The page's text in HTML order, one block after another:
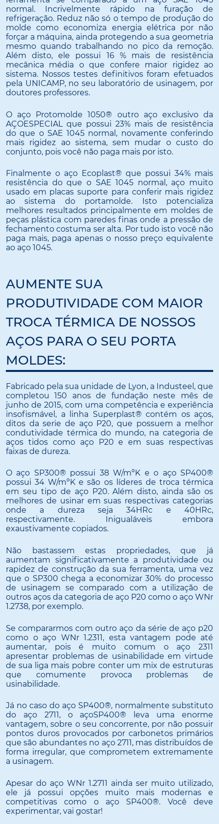
normal. Incrivelmente rápido na furação de
refrigeração. Reduz não só o tempo de produção do
molde como economiza energia elétrica por não
forçar a máquina, ainda protegendo a sua geometria
mesmo quando trabalhando no pico da remoção.
Além disto, ele possui 16 % mais de resistência
mecânica média o que confere maior rigidez ao
sistema. Nossos testes definitivos foram efetuados
pela UNICAMP, no seu laboratório de usinagem, por
doutores professores.
O aço Protomolde 1050® outro aço exclusivo da
AÇOESPECIAL que possui 23% mais de resistência
do que o SAE 1045 normal, novamente conferindo
mais rigidez ao sistema, sem mudar o custo do
conjunto, pois você não paga mais por isto.
Finalmente o aço Ecoplast® que possui 34% mais
resistência do que o SAE 1045 normal, aço muito
usado em placas suporte para conferir mais rigidez
ao sistema do portamolde. Isto potencializa
melhores resultados principalmente em moldes de
peças plástica com paredes finas onde a pressão de
fechamento costuma ser alta. Por tudo isto você não
paga mais, paga apenas o nosso preço equivalente
ao aço 1045.
AUMENTE SUA
PRODUTIVIDADE COM MAIOR
TROCA TÉRMICA DE NOSSOS
AÇOS PARA O SEU PORTA
MOLDES:
Fabricado pela sua unidade de Lyon, a Industeel, que
completou 150 anos de fundação neste mês de
junho de 2015, com uma competência e experiência
insofismável, a linha Superplast® contém os aços,
ditos da serie de aço P20, que possuem a melhor
condutividade térmica do mundo, na categoria de
aços tidos como aço P20 e em suas respectivas
faixas de dureza.
O aço SP300® possui 38 W/mºK e o aço SP400®
possui 34 W/mºK e são os líderes de troca térmica
em seu tipo de aço P20. Além disto, ainda são os
melhores de usinar em suas respectivas categorias
onde a dureza seja 34HRc e 40HRc,
respectivamente. Inigualáveis embora
exaustivamente copiados.
Não bastassem estas propriedades, que já
aumentam significativamente a produtividade ou
rapidez de construção da sua ferramenta, uma vez
que o SP300 chega a economizar 30% do processo
de usinagem se comparado com a utilização de
outros aços da categoria de aço P20 como o aço WNr
1.2738, por exemplo.
Se compararmos com outro aço da série de aço p20
como o aço WNr 1.2311, esta vantagem pode até
aumentar, pois é muito comum o aço 2311
apresentar problemas de usinabilidade em virtude
de sua liga mais pobre conter um mix de estruturas
que comumente provoca problemas de
usinabilidade.
Já no caso do aço SP400®, normalmente substituto
do aço 2711, o açoSP400® leva uma enorme
vantagem, sobre o seu concorrente, por não possuir
pontos duros provocados por carbonetos primários
que são abundantes no aço 2711, mas distribuídos de
forma irregular, que comprometem extremamente
a usinagem.
Apesar do aço WNr 1.2711 ainda ser muito utilizado,
ele já possui opções muito mais modernas e
competitivas como o aço SP400®. Você deve
experimentar, vai gostar!